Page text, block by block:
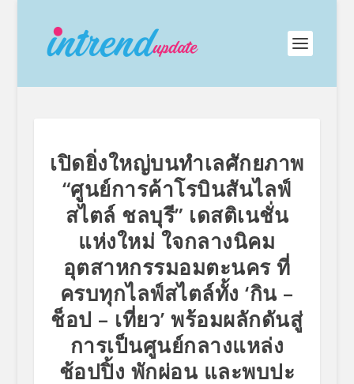
เปิดยิ่งใหญ่บนทำเลศักยภาพ
“ศูนย์การค้าโรบินสันไลฟ์
สไตล์ ชลบุรี” เดสติเนชั่น
แห่งใหม่ ใจกลางนิคม
อุตสาหกรรมอมตะนคร ที่
ครบทุกไลฟ์สไตล์ทั้ง ‘กิน –
ช็อป – เที่ยว’ พร้อมผลักดันสู่
การเป็นศูนย์กลางแหล่ง
ช้อปปิ้ง พักผ่อน และพบปะ